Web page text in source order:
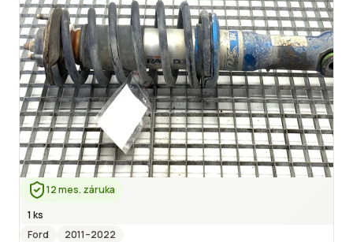
12 mes. záruka
1 ks
Ford
2011–2022